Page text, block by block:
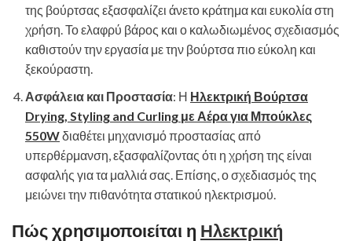
της βούρτσας εξασφαλίζει άνετο κράτημα και ευκολία στη
χρήση. Το ελαφρύ βάρος και ο καλωδιωμένος σχεδιασμός
καθιστούν την εργασία με την βούρτσα πιο εύκολη και
ξεκούραστη.
Ασφάλεια και Προστασία: Η Ηλεκτρική Βούρτσα
Drying, Styling and Curling με Αέρα για Μπούκλες
550Wδιαθέτει μηχανισμό προστασίας από
υπερθέρμανση, εξασφαλίζοντας ότι η χρήση της είναι
ασφαλής για τα μαλλιά σας. Επίσης, ο σχεδιασμός της
μειώνει την πιθανότητα στατικού ηλεκτρισμού.
Πώς χρησιμοποιείται η Ηλεκτρική